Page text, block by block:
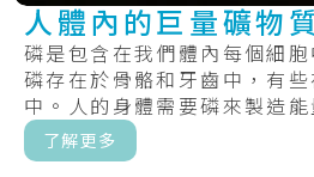
人體內的巨量礦物
磷是包含在我們體內每個細
磷存在於骨骼和牙齒中，有
中。人的身體需要磷來製造
化學過.....
了解更多